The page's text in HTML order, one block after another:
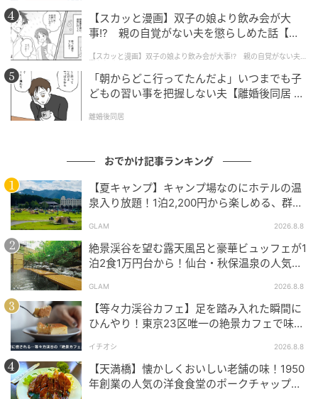
align="aligncenter" width="525"]
ストレートプレス
画像はイメージ[/caption]
「桃の香りが楽しめるカナブン」など、驚きと発見を
体験できる内容になっている。
【スカッと漫画】双子の娘より飲み会が大
事!? 親の自覚がない夫を懲らしめた話【第1
【スカッと漫画】双子の娘より飲み会が大事!? 親の自覚がない夫を
懲らしめた話
「朝からどこ行ってたんだよ」いつまでも子
どもの習い事を把握しない夫【離婚後同居 Vo
離婚後同居
おでかけ記事ランキング
【夏キャンプ】キャンプ場なのにホテルの温
泉入り放題！1泊2,200円から楽しめる、群馬
GLAM 2026.8.8
絶景渓谷を望む露天風呂と豪華ビュッフェが1
泊2食1万円台から！仙台・秋保温泉の人気コ
GLAM 2026.8.8
【等々力渓谷カフェ】足を踏み入れた瞬間に
ひんやり！東京23区唯一の絶景カフェで味わ
イチオシ 2026.8.8
【天満橋】懐かしくおいしい老舗の味！1950
年創業の人気の洋食食堂のポークチャップ！